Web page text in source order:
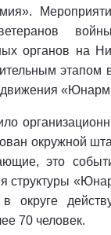
органов на
этапом
окружной
это
структуры
округе
70 человек.